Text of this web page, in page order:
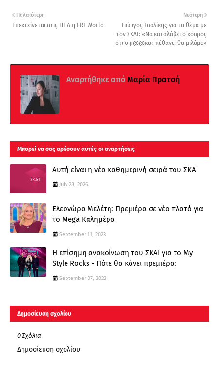
Νεότερη
Γιώργος Τσαλίκης για το θέμα με
τον ΣΚΑΪ: «Να καταλάβει ο κόσμος
ότι ο μ@@κας πέθανε, θα μιλάμε»
Παλαιότερη
Επεκτείνεται στις ΗΠΑ η ERT World
Αναρτήθηκε από Μαρία Πρατσή
Μπορεί να σας αρέσουν αυτές οι αναρτήσεις
Αυτή είναι η νέα καθημερινή σειρά του ΣΚΑΪ
July 28, 2026
Ελεονώρα Μελέτη: Πρεμιέρα σε νέο πλατό για
το Mega Καλημέρα
September 11, 2023
Η επίσημη ανακοίνωση του ΣΚΑΪ για το My
Style Rocks - Πότε θα κάνει πρεμιέρα;
September 07, 2023
Δημοσίευση σχολίου
0 Σχόλια
Δημοσίευση σχολίου